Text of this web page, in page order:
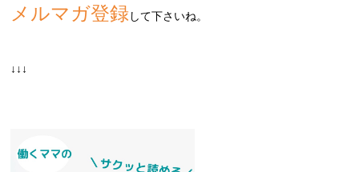
メルマガ登録して下さいね。
↓↓↓